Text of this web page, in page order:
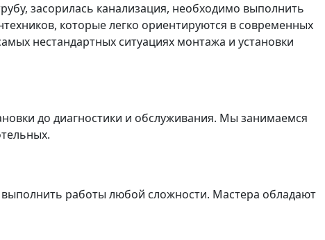
засорилась канализация, необходимо выполнить
которые легко ориентируются в современных
нестандартных ситуациях монтажа и установки
до диагностики и обслуживания. Мы занимаемся
работы любой сложности. Мастера обладают